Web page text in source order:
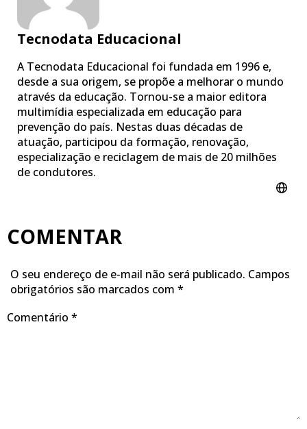
Tecnodata Educacional
A Tecnodata Educacional foi fundada em 1996 e,
desde a sua origem, se propõe a melhorar o mundo
através da educação. Tornou-se a maior editora
multimídia especializada em educação para
prevenção do país. Nestas duas décadas de
atuação, participou da formação, renovação,
especialização e reciclagem de mais de 20 milhões
de condutores.
COMENTAR
O seu endereço de e-mail não será publicado. Campos
obrigatórios são marcados com *
Comentário *